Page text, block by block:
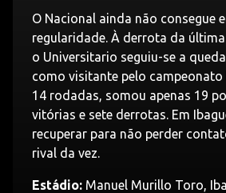
O Nacional ainda não consegue
regularidade. À derrota da
o Universitario seguiu-se a
como visitante pelo campeonato
14 rodadas, somou apenas 19
vitórias e sete derrotas. Em
recuperar para não perder
rival da vez.
Estádio: Manuel Murillo Toro,